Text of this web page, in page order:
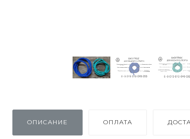
ОПИСАНИЕ ОПЛАТА